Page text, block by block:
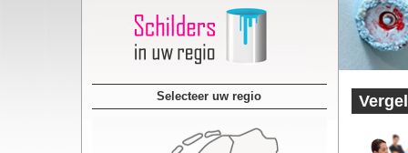
Selecteer uw regio